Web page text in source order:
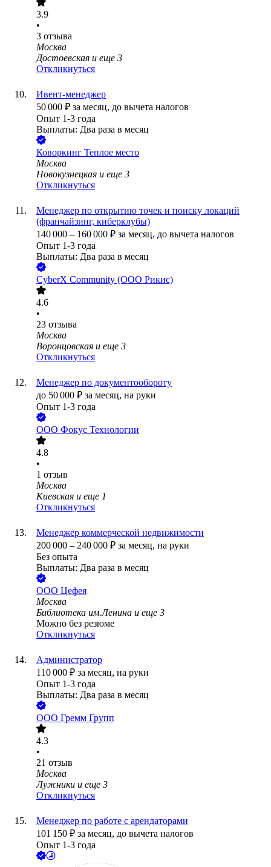
3.9
•
3 отзыва
Москва
Достоевская и еще 3
Откликнуться
Ивент-менеджер
50 000 ₽ за месяц, до вычета налогов
Опыт 1-3 года
Выплаты: Два раза в месяц
Коворкинг Теплое место
Москва
Новокузнецкая и еще 3
Откликнуться
Менеджер по открытию точек и поиску локаций
(франчайзинг, киберклубы)
140 000 – 160 000 ₽ за месяц, до вычета налогов
Опыт 1-3 года
Выплаты: Два раза в месяц
CyberХ Community (ООО Рикис)
4.6
•
23 отзыва
Москва
Воронцовская и еще 3
Откликнуться
Менеджер по документообороту
до 50 000 ₽ за месяц, на руки
Опыт 1-3 года
ООО Фокус Технологии
4.8
•
1 отзыв
Москва
Киевская и еще 1
Откликнуться
Менеджер коммерческой недвижимости
200 000 – 240 000 ₽ за месяц, на руки
Без опыта
Выплаты: Два раза в месяц
ООО Цефея
Москва
Библиотека им.Ленина и еще 3
Можно без резюме
Откликнуться
Администратор
110 000 ₽ за месяц, на руки
Опыт 1-3 года
Выплаты: Два раза в месяц
ООО Гремм Групп
4.3
•
21 отзыв
Москва
Лужники и еще 3
Откликнуться
Менеджер по работе с арендаторами
101 150 ₽ за месяц, до вычета налогов
Опыт 1-3 года